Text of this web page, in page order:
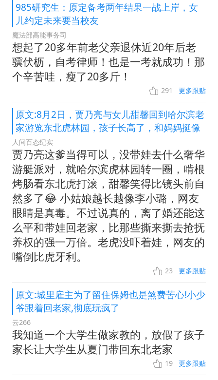
985研究生：原定备考两年结果一战上岸，女
儿约定未来要当校友
魔法部高能事务司
想起了20多年前老父亲退休近20年后老
骥伏枥，自考律师！也是一考就成功！那
个辛苦哇，瘦了20多斤！
291 更多跟贴
原文:8月2日，贾乃亮与女儿甜馨回到哈尔滨老
家游览东北虎林园，孩子长高了，和妈妈挺像
人间百态纪实
贾乃亮这爹当得可以，没带娃去什么奢华
游艇派对，就哈尔滨虎林园转一圈，啃根
烤肠看东北虎打滚，甜馨笑得比镜头前自
然多了😂 小姑娘越长越像李小璐，网友
眼睛是真毒。不过说真的，离了婚还能这
么平和带娃回老家，比那些撕来撕去抢抚
养权的强一万倍。老虎没吓着娃，网友的
嘴倒比虎牙利。
23 更多跟贴
原文:城里雇主为了留住保姆也是煞费苦心!小少
爷跟着回老家,彻底玩疯了
云266
我知道一个大学生做家教的，放假了孩子
家长让大学生从夏门带回东北老家
19 更多跟贴